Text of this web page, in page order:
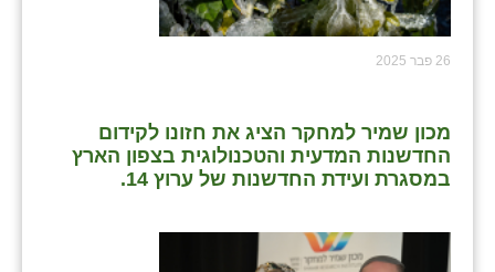
26 פבר 2025
מכון שמיר למחקר הציג את חזונו לקידום
החדשנות המדעית והטכנולוגית בצפון הארץ
במסגרת ועידת החדשנות של ערוץ 14.